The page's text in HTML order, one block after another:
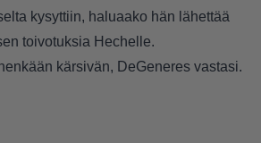
kysyttiin, haluaako hän lähettää
toivotuksia Hechelle.
kärsivän, DeGeneres vastasi.